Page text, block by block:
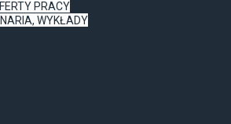
PRACY
WYKŁADY